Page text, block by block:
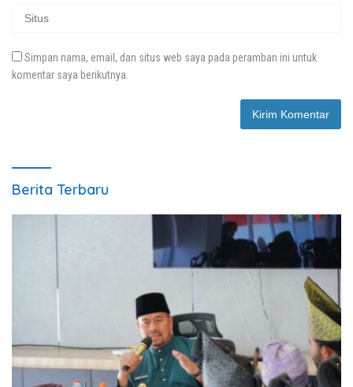
Simpan nama, email, dan situs web saya pada peramban ini untuk
komentar saya berikutnya.
Berita Terbaru